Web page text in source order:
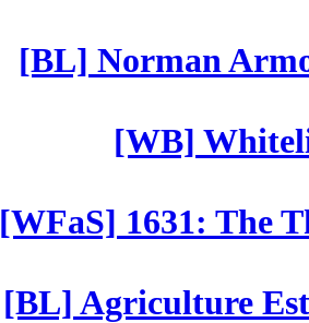
[BL] Norman
[WB]
[WFaS] 1631: The
[BL] Agriculture